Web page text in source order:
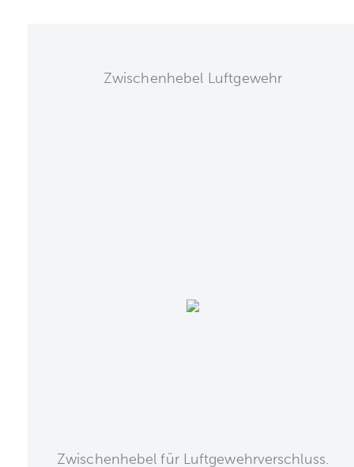
Zwischenhebel Luftgewehr
Zwischenhebel für Luftgewehrverschluss.